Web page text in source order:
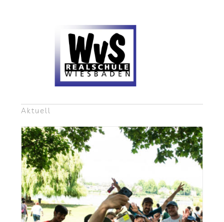
Aktu­ell